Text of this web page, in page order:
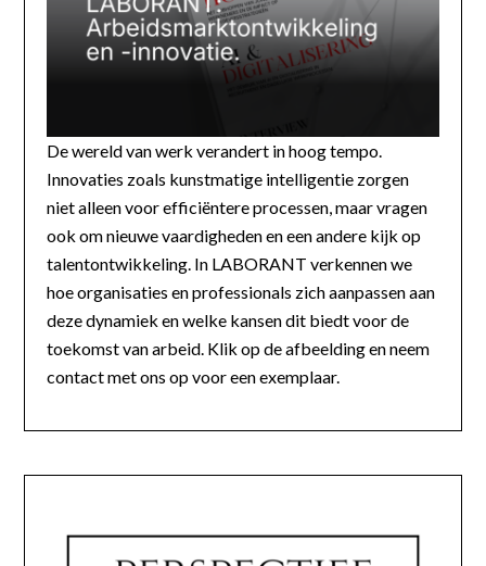
De wereld van werk verandert in hoog tempo.
Innovaties zoals kunstmatige intelligentie zorgen
niet alleen voor efficiëntere processen, maar vragen
ook om nieuwe vaardigheden en een andere kijk op
talentontwikkeling. In LABORANT verkennen we
hoe organisaties en professionals zich aanpassen aan
deze dynamiek en welke kansen dit biedt voor de
toekomst van arbeid. Klik op de afbeelding en neem
contact met ons op voor een exemplaar.